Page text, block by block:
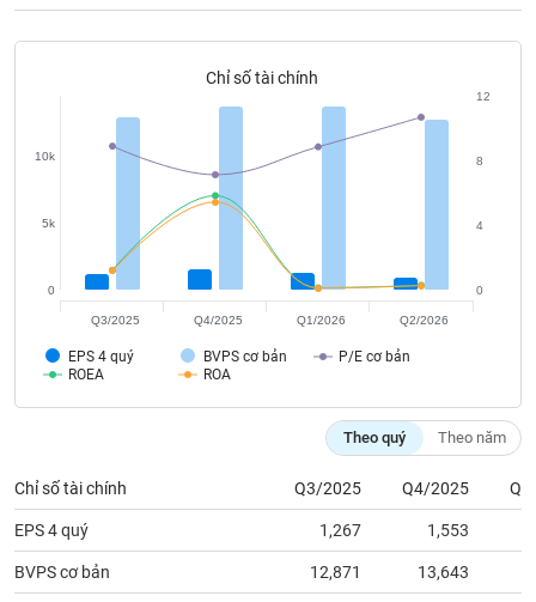
Chỉ số tài chính
EPS 4 quý BVPS cơ bản
P/E cơ bản
ROEA
ROA
0
5k
10k
0
4
8
12
Q3/2025 Q4/2025 Q1/2026 Q2/2026
Theo quý Theo năm
Chỉ số tài chính Q3/2025 Q4/2025
EPS 4 quý 1,267 1,553
BVPS cơ bản 12,871 13,643